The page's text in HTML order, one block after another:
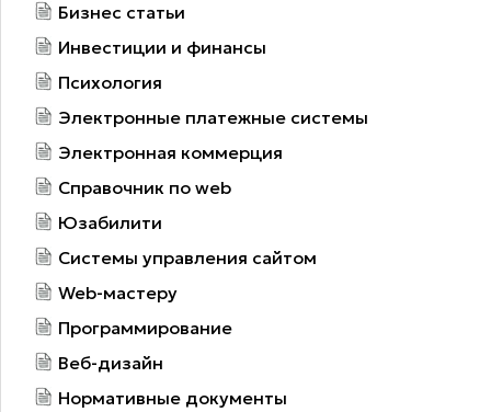
Бизнес статьи
Инвестиции и финансы
Психология
Электронные платежные системы
Электронная коммерция
Справочник по web
Юзабилити
Системы управления сайтом
Web-мастеру
Программирование
Веб-дизайн
Нормативные документы